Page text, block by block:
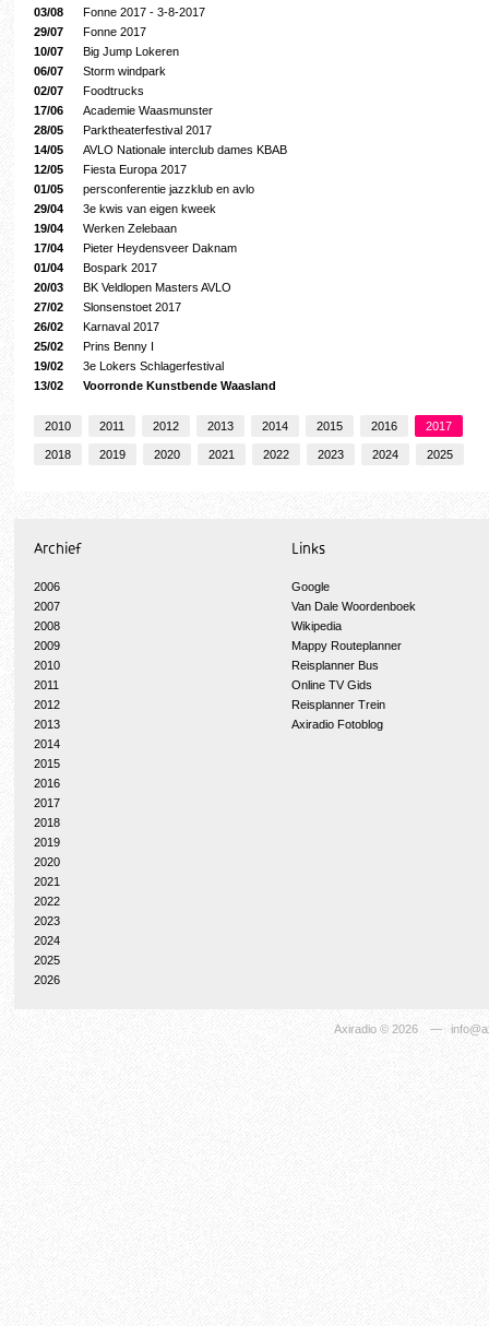
03/08
Fonne 2017 - 3-8-2017
29/07
Fonne 2017
10/07
Big Jump Lokeren
06/07
Storm windpark
02/07
Foodtrucks
17/06
Academie Waasmunster
28/05
Parktheaterfestival 2017
14/05
AVLO Nationale interclub dames KBAB
12/05
Fiesta Europa 2017
01/05
persconferentie jazzklub en avlo
29/04
3e kwis van eigen kweek
19/04
Werken Zelebaan
17/04
Pieter Heydensveer Daknam
01/04
Bospark 2017
20/03
BK Veldlopen Masters AVLO
27/02
Slonsenstoet 2017
26/02
Karnaval 2017
25/02
Prins Benny I
19/02
3e Lokers Schlagerfestival
13/02
Voorronde Kunstbende Waasland
2010 2011 2012 2013 2014 2015 2016 2017
2018 2019 2020 2021 2022 2023 2024 2025
Archief
2006
2007
2008
2009
2010
2011
2012
2013
2014
2015
2016
2017
2018
2019
2020
2021
2022
2023
2024
2025
2026
Links
Google
Van Dale Woordenboek
Wikipedia
Mappy Routeplanner
Reisplanner Bus
Online TV Gids
Reisplanner Trein
Axiradio Fotoblog
Axiradio© 2026 —